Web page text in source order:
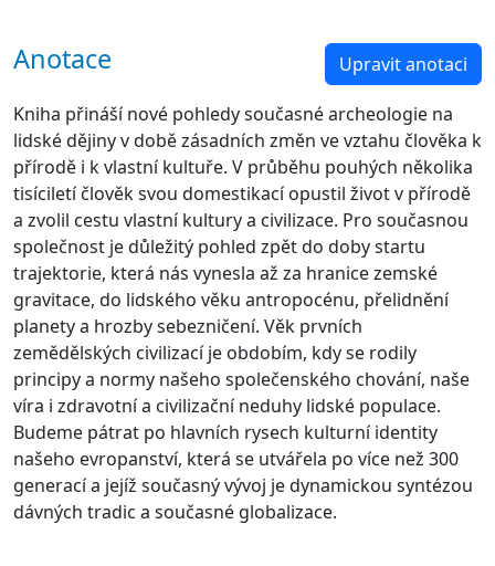
Anotace Upravit anotaci
Kniha přináší nové pohledy současné archeologie na
lidské dějiny v době zásadních změn ve vztahu člověka k
přírodě i k vlastní kultuře. V průběhu pouhých několika
tisíciletí člověk svou domestikací opustil život v přírodě
a zvolil cestu vlastní kultury a civilizace. Pro současnou
společnost je důležitý pohled zpět do doby startu
trajektorie, která nás vynesla až za hranice zemské
gravitace, do lidského věku antropocénu, přelidnění
planety a hrozby sebezničení. Věk prvních
zemědělských civilizací je obdobím, kdy se rodily
principy a normy našeho společenského chování, naše
víra i zdravotní a civilizační neduhy lidské populace.
Budeme pátrat po hlavních rysech kulturní identity
našeho evropanství, která se utvářela po více než 300
generací a jejíž současný vývoj je dynamickou syntézou
dávných tradic a současné globalizace.